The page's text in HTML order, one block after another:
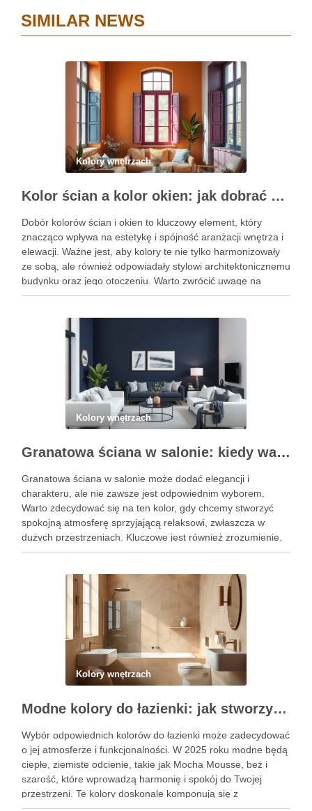
SIMILAR NEWS
Kolory wnętrzach
Kolor ścian a kolor okien: jak dobrać barwy dla spójnej i trwałej aranżacji wnętrza oraz elewacji
Dobór kolorów ścian i okien to kluczowy element, który
znacząco wpływa na estetykę i spójność aranżacji wnętrza i
elewacji. Ważne jest, aby kolory te nie tylko harmonizowały
ze sobą, ale również odpowiadały stylowi architektonicznemu
budynku oraz jego otoczeniu. Warto zwrócić uwagę na
zasady, które pomogą uniknąć najczęstszych błędów w
Kolory wnętrzach
Granatowa ściana w salonie: kiedy warto ją wybrać i jak uniknąć aranżacyjnych pułapek
Granatowa ściana w salonie może dodać elegancji i
charakteru, ale nie zawsze jest odpowiednim wyborem.
Warto zdecydować się na ten kolor, gdy chcemy stworzyć
spokojną atmosferę sprzyjającą relaksowi, zwłaszcza w
dużych przestrzeniach. Kluczowe jest również zrozumienie,
jakie pułapki aranżacyjne mogą się pojawić w związku z
Kolory wnętrzach
Modne kolory do łazienki: jak stworzyć stylową przestrzeń łączącą trendy i funkcjonalność
Wybór odpowiednich kolorów do łazienki może zadecydować
o jej atmosferze i funkcjonalności. W 2025 roku modne będą
ciepłe, ziemiste odcienie, takie jak Mocha Mousse, beż i
szarość, które wprowadzą harmonię i spokój do Twojej
przestrzeni. Te kolory doskonale komponują się z
naturalnymi materiałami, tworząc stylową i przytulną